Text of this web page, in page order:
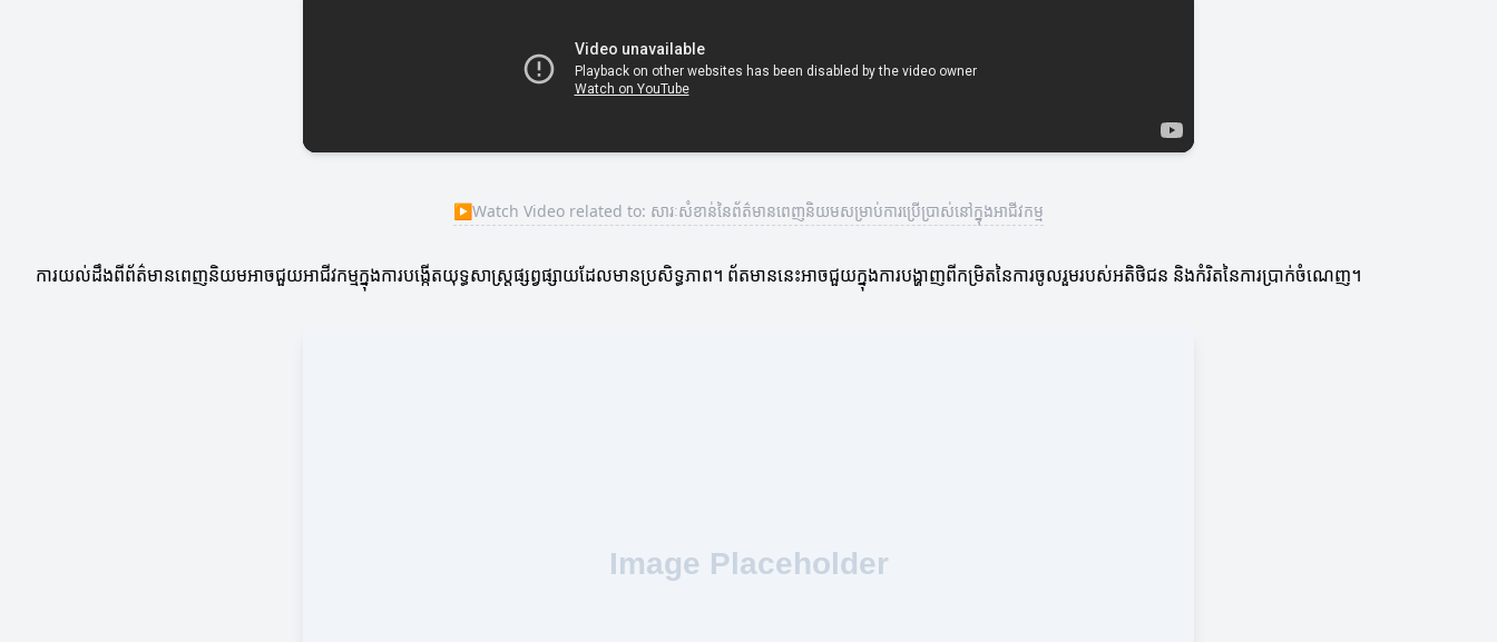
▶Watch Video related to: សារៈសំខាន់នៃព័ត៌មានពេញនិយមសម្រាប់ការប្រើប្រាស់នៅក្នុងអាជីវកម្ម
ការយល់ដឹងពីព័ត៌មានពេញនិយមអាចជួយអាជីវកម្មក្នុងការបង្កើតយុទ្ធសាស្ត្រ​ផ្សព្វផ្សាយដែលមានប្រសិទ្ធភាព។ ព័តមាននេះអាចជួយក្នុងការបង្ហាញពីកម្រិតនៃការចូលរួមរបស់អតិថិជន និងកំរិតនៃការប្រាក់ចំណេញ។